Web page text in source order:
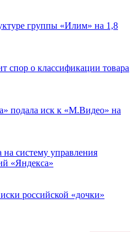
группы «Илим» на 1,8
спор о классификации товара
подала иск к «М.Видео» на
систему управления
«Яндекса»
российской «дочки»